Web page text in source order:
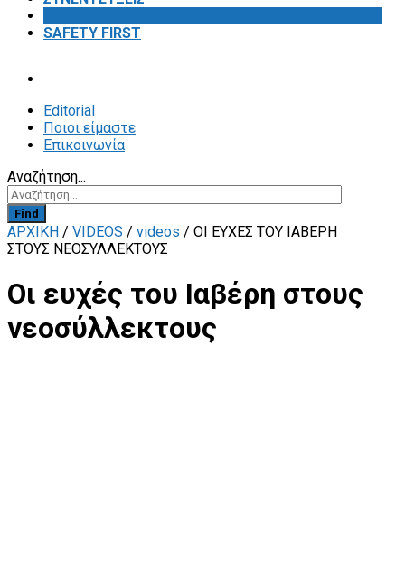
SAFETY FIRST
Editorial
Ποιοι είμαστε
Επικοινωνία
Αναζήτηση...
Find
ΑΡΧΙΚΗ / VIDEOS / videos / ΟΙ ΕΥΧΈΣ ΤΟΥ ΙΑΒΈΡΗ
ΣΤΟΥΣ ΝΕΟΣΎΛΛΕΚΤΟΥΣ
Οι ευχές του Ιαβέρη στους
νεοσύλλεκτους